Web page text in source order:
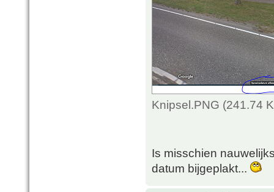
Knipsel.PNG (241.74
Is misschien
datum bijgeplakt...